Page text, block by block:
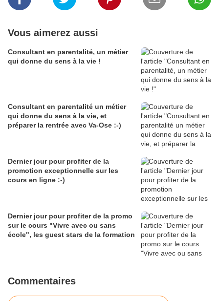
Vous aimerez aussi
Consultant en parentalité, un métier
qui donne du sens à la vie !
Consultant en parentalité un métier
qui donne du sens à la vie, et
préparer la rentrée avec Va-Ose :-)
Dernier jour pour profiter de la
promotion exceptionnelle sur les
cours en ligne :-)
Dernier jour pour profiter de la promo
sur le cours "Vivre avec ou sans
école", les guest stars de la formation
Commentaires